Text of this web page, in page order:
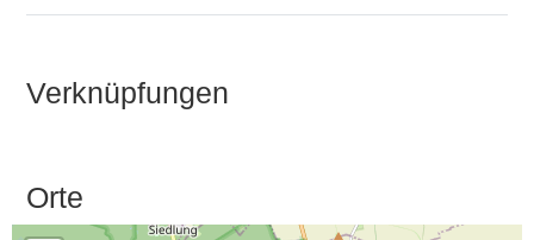
Verknüpfungen
Orte